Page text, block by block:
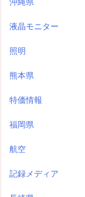
液晶モニター
照明
熊本県
特価情報
福岡県
航空
記録メディア